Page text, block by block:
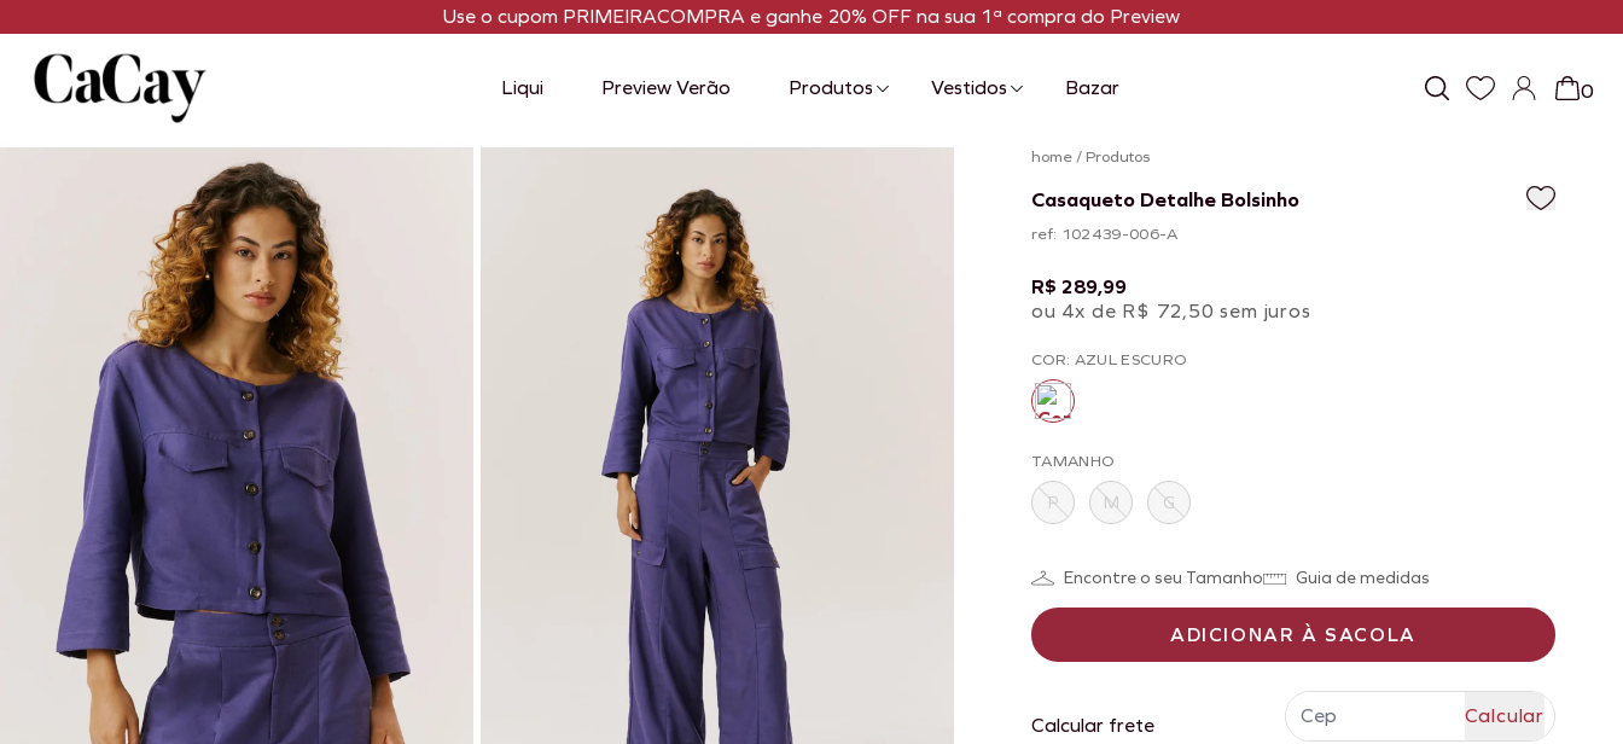
Use o cupom PRIMEIRACOMPRA e ganhe 20% OFF na sua 1ª compra do Preview
Liqui Preview Verão Produtos Vestidos Bazar 0
home/ Produtos
Casaqueto Detalhe Bolsinho
ref: 102439-006-A
R$ 289,99
ou 4x de R$ 72,50 sem juros
COR: AZUL ESCURO
TAMANHO
P M G
Encontre o seu Tamanho Guia de medidas
ADICIONAR À SACOLA
Calcular frete